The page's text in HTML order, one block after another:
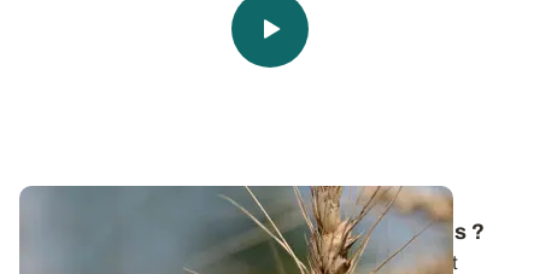
Comment gérer l'ergot en grandes cultures ?
Des grains noirs dans une benne de blé fraîchement